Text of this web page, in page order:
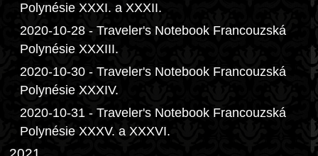
Polynésie XXXI. a XXXII.
2020-10-28 - Traveler's Notebook Francouzská
Polynésie XXXIII.
2020-10-30 - Traveler's Notebook Francouzská
Polynésie XXXIV.
2020-10-31 - Traveler's Notebook Francouzská
Polynésie XXXV. a XXXVI.